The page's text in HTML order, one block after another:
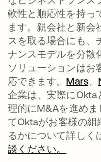
軟性と順応性を持っ
ます。親会社と新会
スを取る場合にも、
ナンスモデルを分散
ソリューションはお
応できます。 Mars、
企業は、実際にOkta
理的にM&Aを進めま
てOktaがお客様の組
るかについて詳しく
談ください。